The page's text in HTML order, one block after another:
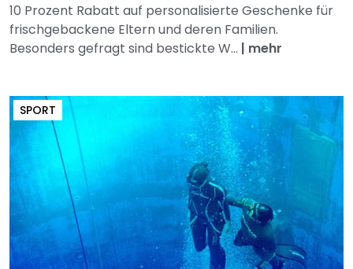
10 Prozent Rabatt auf personalisierte Geschenke für
frischgebackene Eltern und deren Familien.
Besonders gefragt sind bestickte W... | mehr
SPORT